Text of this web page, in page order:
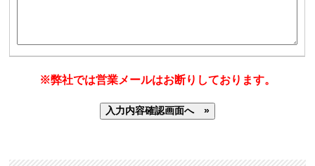
※弊社では営業メールはお断りしております。